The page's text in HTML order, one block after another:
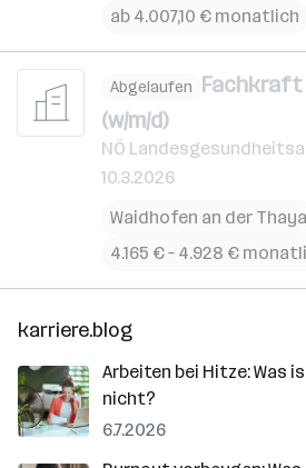
ab 4.007,10 € monatlich
Abgelaufen
(w/m/d)
NÖ
10.3.2026
Waidhofen an der Thaya
4.165 € – 4.928 €
karriere.blog
Arbeiten bei Hitze: Was
nicht?
6.7.2026